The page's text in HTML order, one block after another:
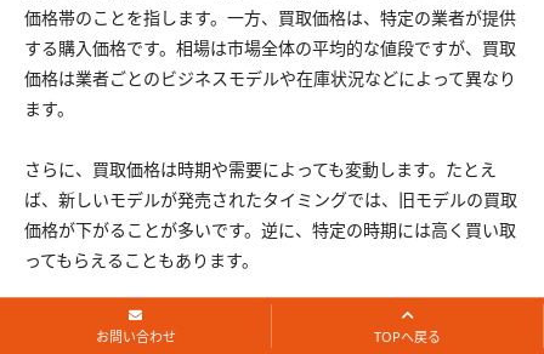
価格帯のことを指します。一方、買取価格は、特定の業者が提供
する購入価格です。相場は市場全体の平均的な値段ですが、買取
価格は業者ごとのビジネスモデルや在庫状況などによって異なり
ます。
さらに、買取価格は時期や需要によっても変動します。たとえ
ば、新しいモデルが発売されたタイミングでは、旧モデルの買取
価格が下がることが多いです。逆に、特定の時期には高く買い取
ってもらえることもあります。
そのため、買取価格を確認する際には、複数の業者で査定を受け
お問い合わせ TOPへ戻る